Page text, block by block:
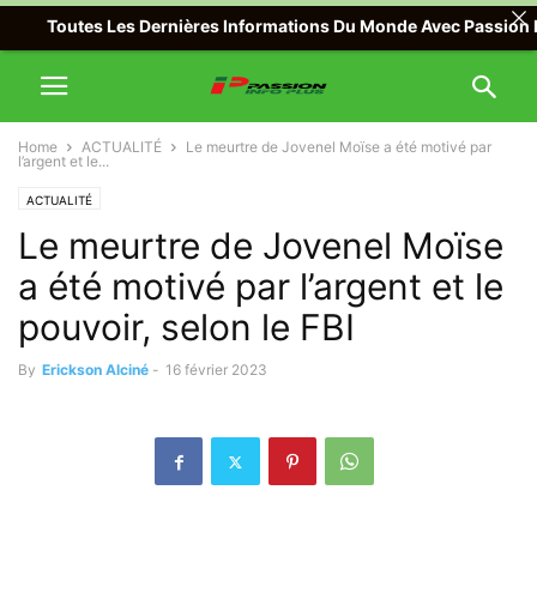
Home ACTUALITÉ
Le meurtre de Jovenel Moïse a été motivé par
l’argent et le...
ACTUALITÉ
Le meurtre de Jovenel Moïse
a été motivé par l’argent et le
pouvoir, selon le FBI
By Erickson Alciné - 16 février 2023
Les Dernières Informations Du Monde Avec Passion Info